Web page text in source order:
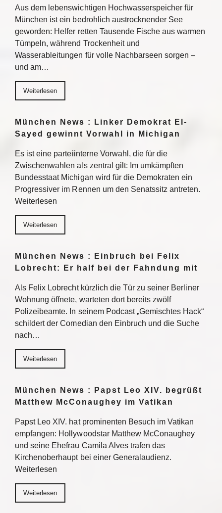
Aus dem lebenswichtigen Hochwasserspeicher für
München ist ein bedrohlich austrocknender See
geworden: Helfer retten Tausende Fische aus warmen
Tümpeln, während Trockenheit und
Wasserableitungen für volle Nachbarseen sorgen –
und am…
Weiterlesen
München News : Linker Demokrat El-
Sayed gewinnt Vorwahl in Michigan
Es ist eine parteiinterne Vorwahl, die für die
Zwischenwahlen als zentral gilt: Im umkämpften
Bundesstaat Michigan wird für die Demokraten ein
Progressiver im Rennen um den Senatssitz antreten.
Weiterlesen
Weiterlesen
München News : Einbruch bei Felix
Lobrecht: Er half bei der Fahndung mit
Als Felix Lobrecht kürzlich die Tür zu seiner Berliner
Wohnung öffnete, warteten dort bereits zwölf
Polizeibeamte. In seinem Podcast „Gemischtes Hack“
schildert der Comedian den Einbruch und die Suche
nach…
Weiterlesen
München News : Papst Leo XIV. begrüßt
Matthew McConaughey im Vatikan
Papst Leo XIV. hat prominenten Besuch im Vatikan
empfangen: Hollywoodstar Matthew McConaughey
und seine Ehefrau Camila Alves trafen das
Kirchenoberhaupt bei einer Generalaudienz.
Weiterlesen
Weiterlesen